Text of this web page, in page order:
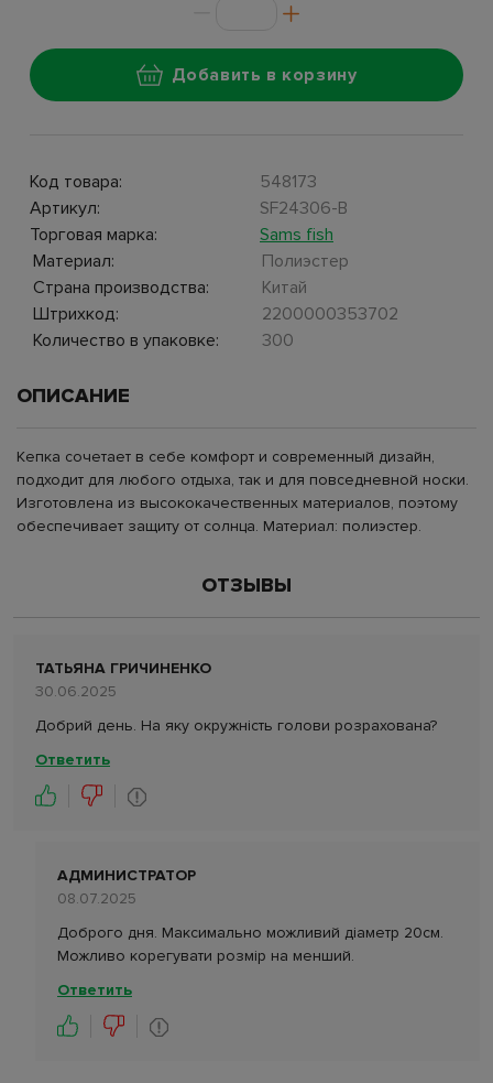
Добавить в корзину
Код товара:
548173
Артикул:
SF24306-B
Торговая марка:
Sams fish
Материал:
Полиэстер
Страна производства:
Китай
Штрихкод:
2200000353702
Количество в упаковке:
300
ОПИСАНИЕ
Кепка сочетает в себе комфорт и современный дизайн,
подходит для любого отдыха, так и для повседневной носки.
Изготовлена из высококачественных материалов, поэтому
обеспечивает защиту от солнца. Материал: полиэстер.
ОТЗЫВЫ
ТАТЬЯНА ГРИЧИНЕНКО
30.06.2025
Добрий день. На яку окружність голови розрахована?
Ответить
АДМИНИСТРАТОР
08.07.2025
Доброго дня. Максимально можливий діаметр 20см.
Можливо корегувати розмір на менший.
Ответить